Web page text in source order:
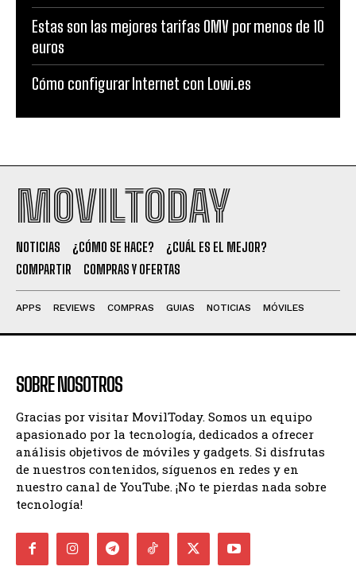
Estas son las mejores tarifas OMV por menos de 10
euros
Cómo configurar Internet con Lowi.es
MOVILTODAY
NOTICIAS ¿CÓMO SE HACE?
¿CUÁL ES EL MEJOR?
COMPARTIR
COMPRAS Y OFERTAS
APPS REVIEWS COMPRAS GUIAS NOTICIAS MÓVILES
SOBRE NOSOTROS
Gracias por visitar MovilToday. Somos un equipo
apasionado por la tecnología, dedicados a ofrecer
análisis objetivos de móviles y gadgets. Si disfrutas
de nuestros contenidos, síguenos en redes y en
nuestro canal de YouTube. ¡No te pierdas nada sobre
tecnología!